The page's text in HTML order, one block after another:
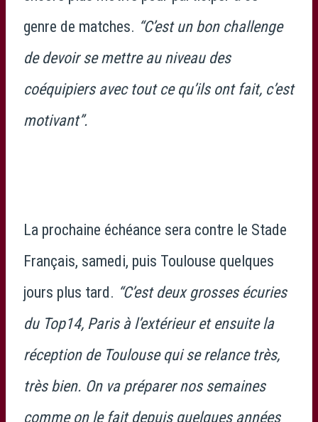
genre de matches. “C’est un bon challenge
de devoir se mettre au niveau des
coéquipiers avec tout ce qu’ils ont fait, c’est
motivant”.
La prochaine échéance sera contre le Stade
Français, samedi, puis Toulouse quelques
jours plus tard. “C’est deux grosses écuries
du Top14, Paris à l’extérieur et ensuite la
réception de Toulouse qui se relance très,
très bien. On va préparer nos semaines
comme on le fait depuis quelques années